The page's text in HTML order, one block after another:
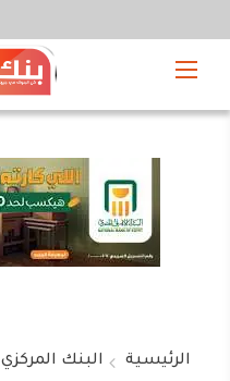
الرئيسية البنك المركزي